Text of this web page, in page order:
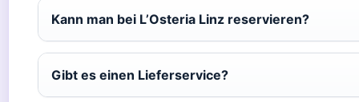
Kann man bei L’Osteria Linz reservieren?
Gibt es einen Lieferservice?